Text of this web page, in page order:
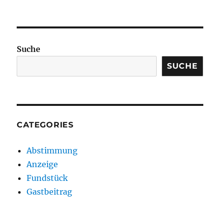
Suche
SUCHE
CATEGORIES
Abstimmung
Anzeige
Fundstück
Gastbeitrag